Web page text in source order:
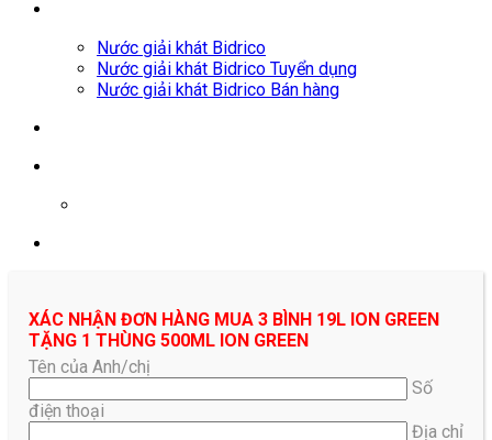
Nước giải khát Bidrico
Nước giải khát Bidrico Tuyển dụng
Nước giải khát Bidrico Bán hàng
XÁC NHẬN ĐƠN HÀNG MUA 3 BÌNH 19L ION GREEN
TẶNG 1 THÙNG 500ML ION GREEN
Tên của Anh/chị
Số
điện thoại
Địa chỉ